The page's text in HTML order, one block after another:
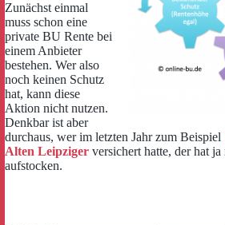
Zunächst einmal
muss schon eine
private BU Rente bei
einem Anbieter
bestehen. Wer also
noch keinen Schutz
hat, kann diese
Aktion nicht nutzen.
Denkbar ist aber
durchaus, wer im letzten Jahr zum Beispiel
Alten Leipziger versichert hatte, der hat
aufstocken.